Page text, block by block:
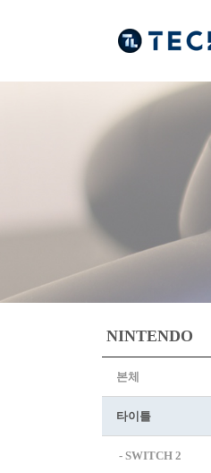
NINTENDO
본체
타이틀
- SWITCH 2